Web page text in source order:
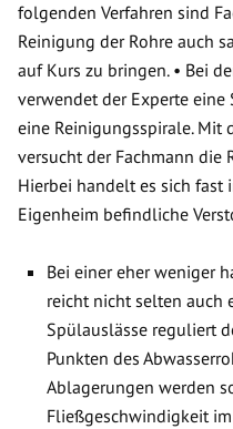
folgenden Verfahren sind
Reinigung der Rohre auch
auf Kurs zu bringen. • Bei
verwendet der Experte
eine Reinigungsspirale.
versucht der Fachmann die
Hierbei handelt es sich fast
Eigenheim befindliche
Bei einer eher weniger
reicht nicht selten auch
Spülauslässe reguliert
Punkten des
Ablagerungen werden
Fließgeschwindigkeit